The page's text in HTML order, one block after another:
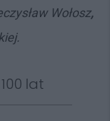
Wołosz,
lat